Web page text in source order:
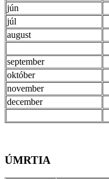
jún
júl
august
september
október
november
december
ÚMRTIA